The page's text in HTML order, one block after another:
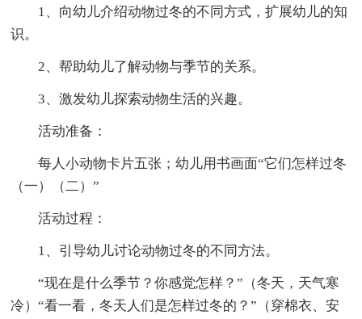
1、向幼儿介绍动物过冬的不同方式，扩展幼儿的知
识。
2、帮助幼儿了解动物与季节的关系。
3、激发幼儿探索动物生活的兴趣。
活动准备：
每人小动物卡片五张；幼儿用书画面“它们怎样过冬
（一）（二）”
活动过程：
1、引导幼儿讨论动物过冬的不同方法。
“现在是什么季节？你感觉怎样？”（冬天，天气寒
冷）“看一看，冬天人们是怎样过冬的？”（穿棉衣、安